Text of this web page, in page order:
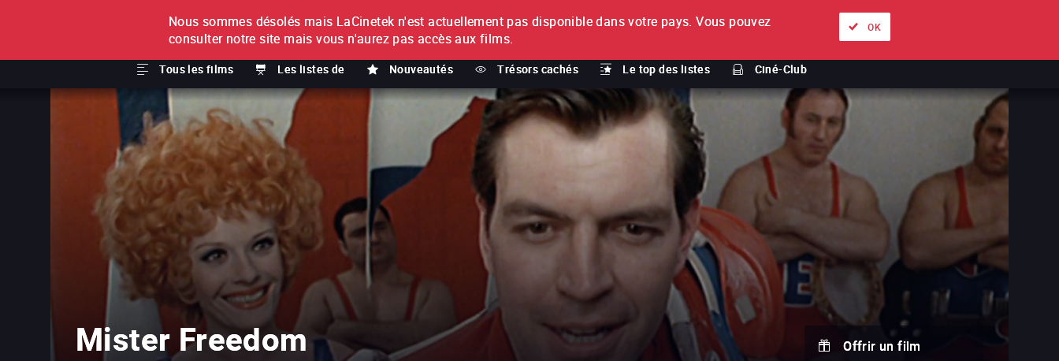
À L'UNITÉ
Tous les films Les listes de Nouveautés Trésors cachés Le top des listes Ciné-Club
ABONNEMENT À propos Nos offres
Mister Freedom Offrir un film
Nous sommes désolés mais LaCinetek n'est actuellement pas disponible dans votre pays. Vous pouvez
consulter notre site mais vous n'aurez pas accès aux films.
OK